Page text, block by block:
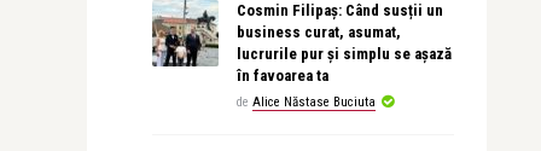
Cosmin Filipaș: Când susții un
business curat, asumat,
lucrurile pur și simplu se așază
în favoarea ta
de Alice Năstase Buciuta